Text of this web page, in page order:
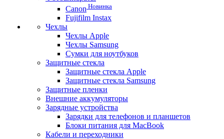
Canon Новинка
Fujifilm Instax
Чехлы
Чехлы Apple
Чехлы Samsung
Сумки для ноутбуков
Защитные стекла
Защитные стекла Apple
Защитные стекла Samsung
Защитные пленки
Внешние аккумуляторы
Зарядные устройства
Зарядки для телефонов и планшетов
Блоки питания для MacBook
Кабели и переходники